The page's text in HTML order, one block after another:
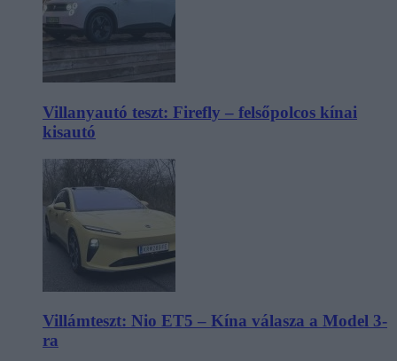
Villanyautó teszt: Firefly – felsőpolcos kínai
kisautó
Villámteszt: Nio ET5 – Kína válasza a Model 3-
ra